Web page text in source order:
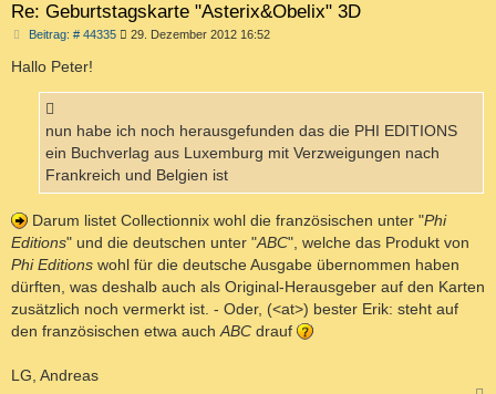
Re: Geburtstagskarte "Asterix&Obelix" 3D
Beitrag: # 44335B
r
29. Dezember 2012 16:52
Hallo Peter!
nun habe ich noch herausgefunden das die PHI EDITIONS
ein Buchverlag aus Luxemburg mit Verzweigungen nach
Frankreich und Belgien ist
Darum listet Collectionnix wohl die französischen unter "Phi
Editions" und die deutschen unter "ABC", welche das Produkt von
Phi Editions wohl für die deutsche Ausgabe übernommen haben
dürften, was deshalb auch als Original-Herausgeber auf den Karten
zusätzlich noch vermerkt ist. - Oder, (<at>) bester Erik: steht auf
den französischen etwa auch ABC drauf
LG, Andreas